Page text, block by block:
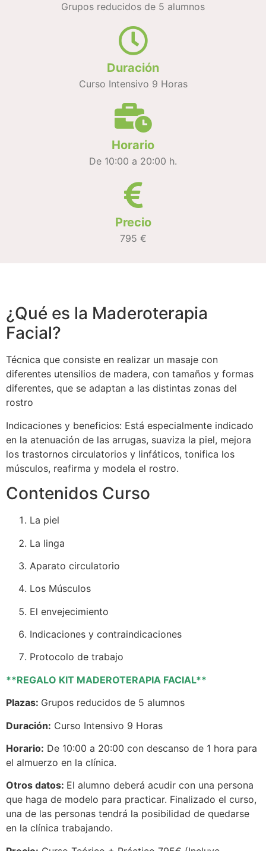
Grupos reducidos de 5 alumnos
Duración
Curso Intensivo 9 Horas
Horario
De 10:00 a 20:00 h.
Precio
795 €
¿Qué es la Maderoterapia
Facial?
Técnica que consiste en realizar un masaje con
diferentes utensilios de madera, con tamaños y formas
diferentes, que se adaptan a las distintas zonas del
rostro
Indicaciones y beneficios: Está especialmente indicado
en la atenuación de las arrugas, suaviza la piel, mejora
los trastornos circulatorios y linfáticos, tonifica los
músculos, reafirma y modela el rostro.
Contenidos Curso
La piel
La linga
Aparato circulatorio
Los Músculos
El envejecimiento
Indicaciones y contraindicaciones
Protocolo de trabajo
**REGALO KIT MADEROTERAPIA FACIAL**
Plazas: Grupos reducidos de 5 alumnos
Duración: Curso Intensivo 9 Horas
Horario: De 10:00 a 20:00 con descanso de 1 hora para
el almuerzo en la clínica.
Otros datos: El alumno deberá acudir con una persona
que haga de modelo para practicar. Finalizado el curso,
una de las personas tendrá la posibilidad de quedarse
en la clínica trabajando.